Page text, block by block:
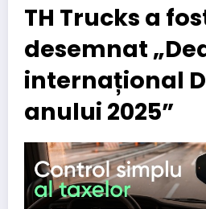
TH Trucks a
desemnat
internațional
anului 2025”